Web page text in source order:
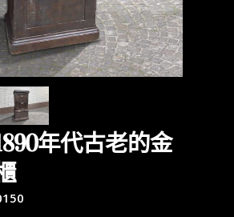
年代古老的金